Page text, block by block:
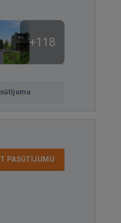
+118
PASŪTĪJUMU